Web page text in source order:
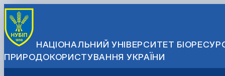
НАЦІОНАЛЬНИЙ УНІВЕРСИТЕТ
ПРИРОДОКОРИСТУВАННЯ УКРАЇНИ